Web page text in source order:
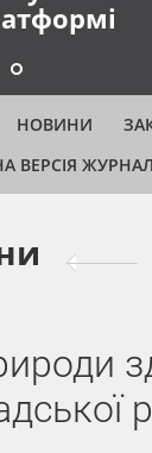
НОВИНИ
ВЕРСІЯ